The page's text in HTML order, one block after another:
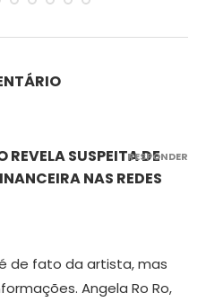
REVELA SUSPEITA DE
NAS REDES
de fato da artista, mas
Angela Ro Ro,
RESPONDER